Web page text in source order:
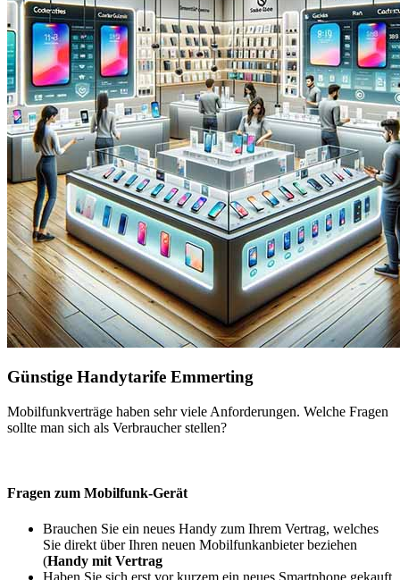
Günstige Handytarife Emmerting
Mobilfunkverträge haben sehr viele Anforderungen. Welche Fragen
sollte man sich als Verbraucher stellen?
Fragen zum Mobilfunk-Gerät
Brauchen Sie ein neues Handy zum Ihrem Vertrag, welches
Sie direkt über Ihren neuen Mobilfunkanbieter beziehen
(Handy mit Vertrag
Haben Sie sich erst vor kurzem ein neues Smartphone gekauft